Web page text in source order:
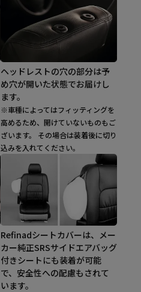
ヘッドレストの穴の部分は予
め穴が開いた状態でお届けし
ます。
※車種によってはフィッティングを
高めるため、開けていないものもご
ざいます。 その場合は装着後に切り
込みを入れてください。
Refinadシートカバーは、メー
カー純正SRSサイドエアバッグ
付きシートにも装着が可能
で、安全性への配慮もされて
います。